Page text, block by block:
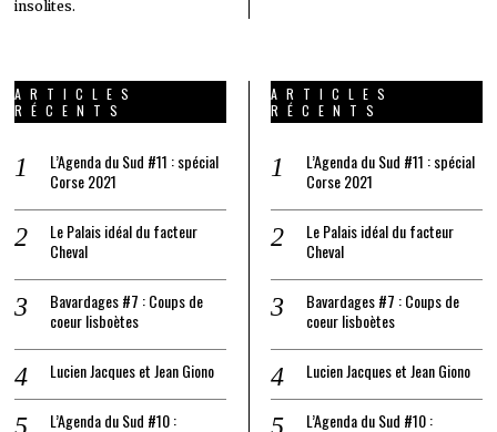
insolites.
ARTICLES
RÉCENTS
L’Agenda du Sud #11 : spécial
Corse 2021
Le Palais idéal du facteur
Cheval
Bavardages #7 : Coups de
coeur lisboètes
Lucien Jacques et Jean Giono
L’Agenda du Sud #10 :
ARTICLES
RÉCENTS
L’Agenda du Sud #11 : spécial
Corse 2021
Le Palais idéal du facteur
Cheval
Bavardages #7 : Coups de
coeur lisboètes
Lucien Jacques et Jean Giono
L’Agenda du Sud #10 :